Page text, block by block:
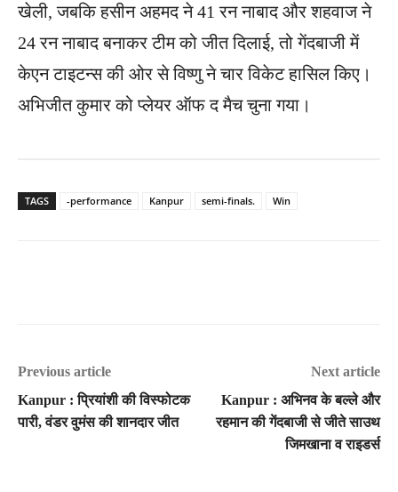
खेली, जबकि हसीन अहमद ने 41 रन नाबाद और शहवाज ने
24 रन नाबाद बनाकर टीम को जीत दिलाई, तो गेंदबाजी में
केएन टाइटन्स की ओर से विष्णु ने चार विकेट हासिल किए।
अ​भिजीत कुमार को प्लेयर ऑफ द मैच चुना गया।
TAGS -performance Kanpur semi-finals. Win
Previous article
Kanpur : प्रियांशी की विस्फोटक
पारी, वंडर वुमंस की शानदार जीत
Next article
Kanpur : अभिनव के बल्ले और
रहमान की गेंदबाजी से जीते साउथ
जिमखाना व राइडर्स